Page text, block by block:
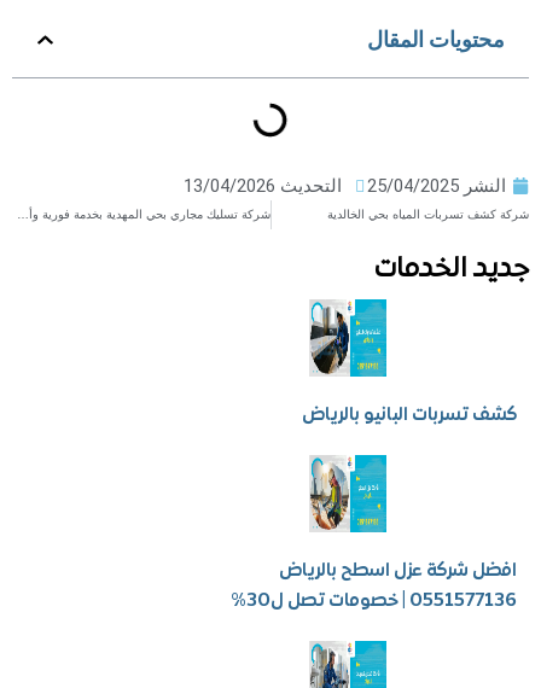
المقال
25/04/2025 التحديث 13/04/2026
المياه بحي الخالدية شركة تسليك مجاري بحي المهدية بخدمة فورية وأسعار مناسبة​
الخدمات
البانيو بالرياض
شركة عزل اسطح بالرياض
| خصومات تصل ل30%